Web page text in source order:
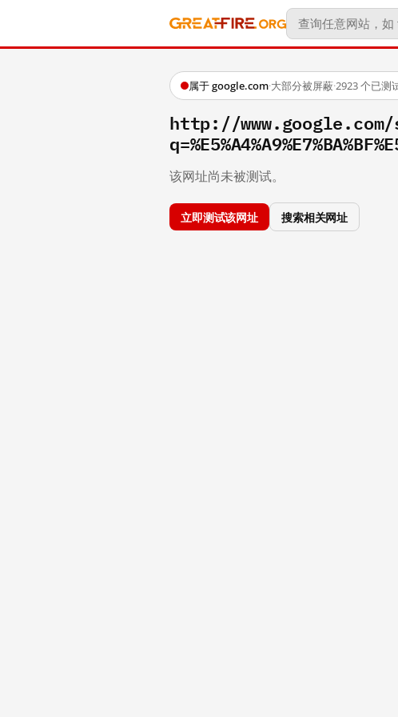
属于 google.com·大部分被屏蔽·2923 个已测
http://www.google.com/
该网址尚未被测试。
立即测试该网址 搜索相关网址